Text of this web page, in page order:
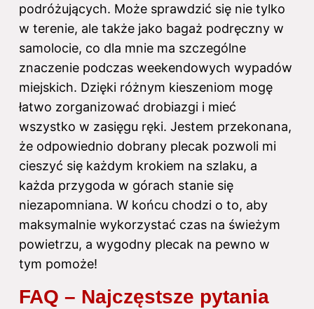
podróżujących. Może sprawdzić się nie tylko
w terenie, ale także jako bagaż podręczny w
samolocie, co dla mnie ma szczególne
znaczenie podczas weekendowych wypadów
miejskich. Dzięki różnym kieszeniom mogę
łatwo zorganizować drobiazgi i mieć
wszystko w zasięgu ręki. Jestem przekonana,
że odpowiednio dobrany plecak pozwoli mi
cieszyć się każdym krokiem na szlaku, a
każda przygoda w górach stanie się
niezapomniana. W końcu chodzi o to, aby
maksymalnie wykorzystać czas na świeżym
powietrzu, a wygodny plecak na pewno w
tym pomoże!
FAQ – Najczęstsze pytania